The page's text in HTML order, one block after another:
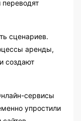
сценариев.
аренды,
создают
сервисы
упростили